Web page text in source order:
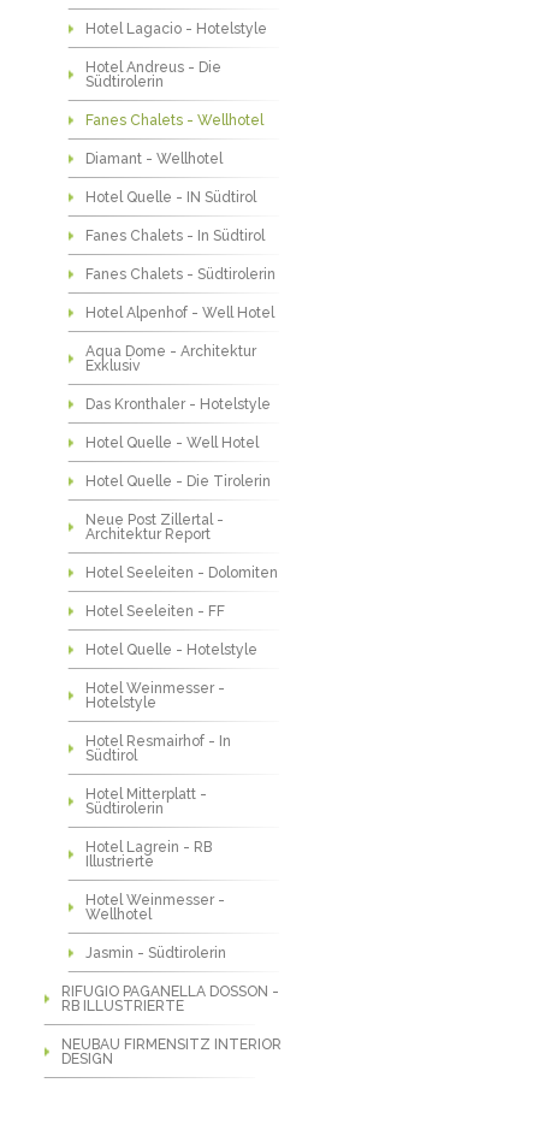
Hotel Lagacio - Hotelstyle
Hotel Andreus - Die
Südtirolerin
Fanes Chalets - Wellhotel
Diamant - Wellhotel
Hotel Quelle - IN Südtirol
Fanes Chalets - In Südtirol
Fanes Chalets - Südtirolerin
Hotel Alpenhof - Well Hotel
Aqua Dome - Architektur
Exklusiv
Das Kronthaler - Hotelstyle
Hotel Quelle - Well Hotel
Hotel Quelle - Die Tirolerin
Neue Post Zillertal -
Architektur Report
Hotel Seeleiten - Dolomiten
Hotel Seeleiten - FF
Hotel Quelle - Hotelstyle
Hotel Weinmesser -
Hotelstyle
Hotel Resmairhof - In
Südtirol
Hotel Mitterplatt -
Südtirolerin
Hotel Lagrein - RB
Illustrierte
Hotel Weinmesser -
Wellhotel
Jasmin - Südtirolerin
RIFUGIO PAGANELLA DOSSON -
RB ILLUSTRIERTE
NEUBAU FIRMENSITZ INTERIOR
DESIGN